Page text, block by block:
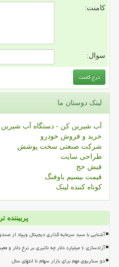
کامنت:
سوال:
لینک دوستان ما
آب شیرین کن - دستگاه آب
خرید و فروش خودرو
شرکت صنعتی سخت پوشش
طراحی سایت
فیش حج
قیمت بیسیم باوفنگ
کوتاه کننده لینک
پربیننده
آشنایی با سبد سرمایه گذاری دیجیتال ویپاد از
آزادسازی ۶ میلیارد دلار چه تاثیری بر نرخ دلار و معیشت مردم دارد؟
دو سناریوی مهم برای بازار سهام تا انتهای سال